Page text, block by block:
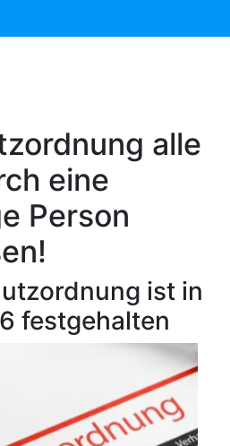
alle
eine
Person
ist in
festgehalten